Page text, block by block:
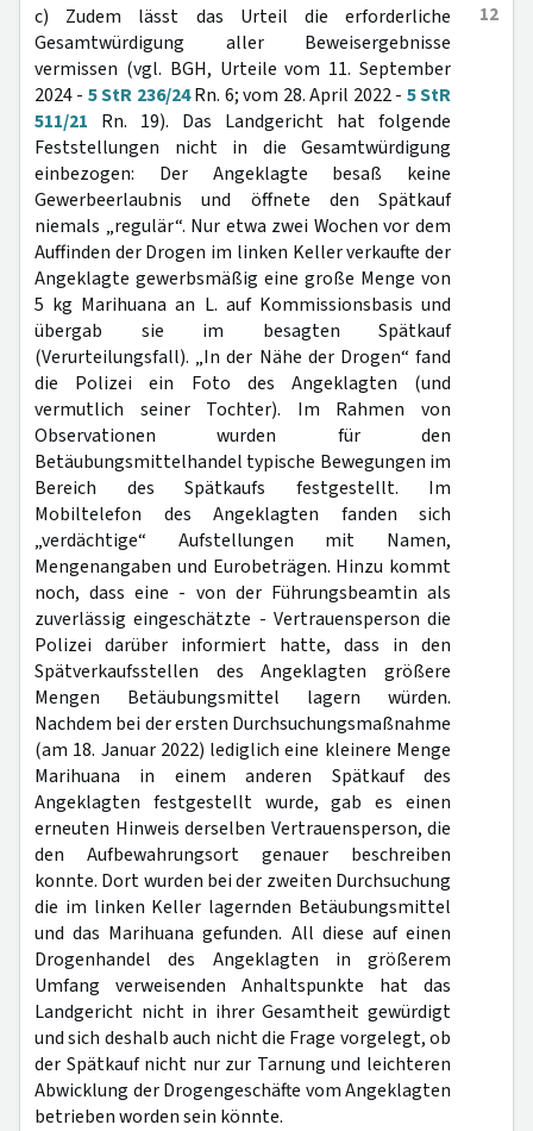
12
c) Zudem lässt das Urteil die erforderliche
Gesamtwürdigung aller Beweisergebnisse
vermissen (vgl. BGH, Urteile vom 11. September
2024 - 5 StR 236/24Rn. 6; vom 28. April 2022 - 5 StR
511/21 Rn. 19). Das Landgericht hat folgende
Feststellungen nicht in die Gesamtwürdigung
einbezogen: Der Angeklagte besaß keine
Gewerbeerlaubnis und öffnete den Spätkauf
niemals „regulär“. Nur etwa zwei Wochen vor dem
Auffinden der Drogen im linken Keller verkaufte der
Angeklagte gewerbsmäßig eine große Menge von
5 kg Marihuana an L. auf Kommissionsbasis und
übergab sie im besagten Spätkauf
(Verurteilungsfall). „In der Nähe der Drogen“ fand
die Polizei ein Foto des Angeklagten (und
vermutlich seiner Tochter). Im Rahmen von
Observationen wurden für den
Betäubungsmittelhandel typische Bewegungen im
Bereich des Spätkaufs festgestellt. Im
Mobiltelefon des Angeklagten fanden sich
„verdächtige“ Aufstellungen mit Namen,
Mengenangaben und Eurobeträgen. Hinzu kommt
noch, dass eine - von der Führungsbeamtin als
zuverlässig eingeschätzte - Vertrauensperson die
Polizei darüber informiert hatte, dass in den
Spätverkaufsstellen des Angeklagten größere
Mengen Betäubungsmittel lagern würden.
Nachdem bei der ersten Durchsuchungsmaßnahme
(am 18. Januar 2022) lediglich eine kleinere Menge
Marihuana in einem anderen Spätkauf des
Angeklagten festgestellt wurde, gab es einen
erneuten Hinweis derselben Vertrauensperson, die
den Aufbewahrungsort genauer beschreiben
konnte. Dort wurden bei der zweiten Durchsuchung
die im linken Keller lagernden Betäubungsmittel
und das Marihuana gefunden. All diese auf einen
Drogenhandel des Angeklagten in größerem
Umfang verweisenden Anhaltspunkte hat das
Landgericht nicht in ihrer Gesamtheit gewürdigt
und sich deshalb auch nicht die Frage vorgelegt, ob
der Spätkauf nicht nur zur Tarnung und leichteren
Abwicklung der Drogengeschäfte vom Angeklagten
betrieben worden sein könnte.